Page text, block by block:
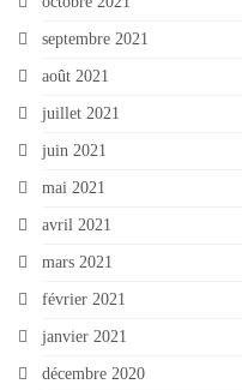
septembre 2021
août 2021
juillet 2021
juin 2021
mai 2021
avril 2021
mars 2021
février 2021
janvier 2021
décembre 2020